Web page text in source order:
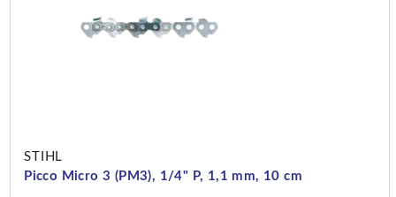
STIHL
Picco Micro 3 (PM3), 1/4" P, 1,1 mm, 10 cm